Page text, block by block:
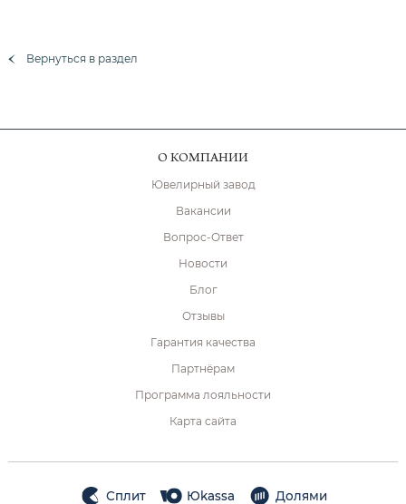
Вернуться в раздел
О КОМПАНИИ
Ювелирный завод
Вакансии
Вопрос-Ответ
Новости
Блог
Отзывы
Гарантия качества
Партнёрам
Программа лояльности
Карта сайта
Сплит Юkassa Долями